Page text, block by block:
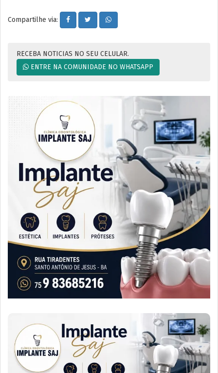
Compartilhe via:
RECEBA NOTICIAS NO SEU CELULAR.
ENTRE NA COMUNIDADE NO WHATSAPP